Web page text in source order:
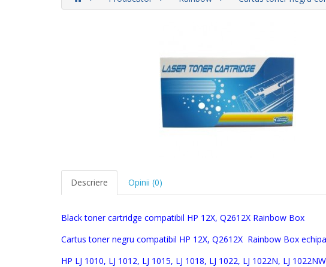
Descriere Opinii (0)
Black toner cartridge compatibil HP 12X, Q2612X Rainbow Box
Cartus toner negru compatibil HP 12X, Q2612X Rainbow Box
HP LJ 1010, LJ 1012, LJ 1015, LJ 1018, LJ 1022, LJ 1022N, LJ